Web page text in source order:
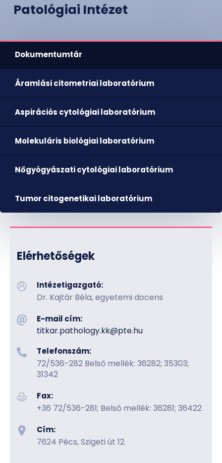
Patológiai Intézet
Dokumentumtár
Áramlási citometriai laboratórium
Aspirációs cytológiai laboratórium
Molekuláris biológiai laboratórium
Nőgyógyászati cytológiai laboratórium
Tumor citogenetikai laboratórium
Elérhetőségek
Intézetigazgató:
Dr. Kajtár Béla, egyetemi docens
E-mail cím:
titkar.pathology.kk​@pte.hu
Telefonszám:
72/536-282 Belső mellék: 36282; 35303;
31342
Fax:
+36 72/536-281; Belső mellék: 36281; 36422
Cím:
7624 Pécs, Szigeti út 12.